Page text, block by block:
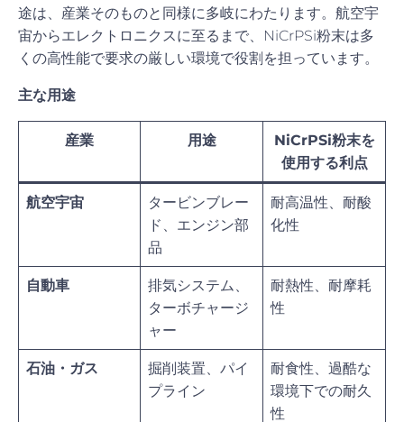
途は、産業そのものと同様に多岐にわたります。航空宇
宙からエレクトロニクスに至るまで、NiCrPSi粉末は多
くの高性能で要求の厳しい環境で役割を担っています。
主な用途
産業 用途
NiCrPSi粉末を
使用する利点
航空宇宙
タービンブレー
ド、エンジン部
品
耐高温性、耐酸
化性
自動車
排気システム、
ターボチャージ
ャー
耐熱性、耐摩耗
性
石油・ガス
掘削装置、パイ
プライン
耐食性、過酷な
環境下での耐久
性